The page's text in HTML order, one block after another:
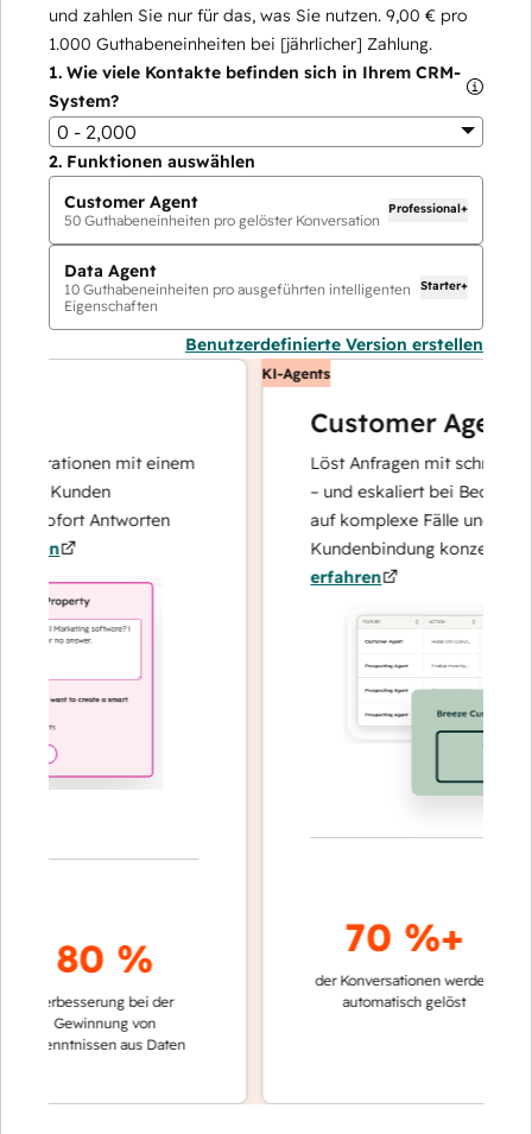
und zahlen Sie nur für das, was Sie nutzen. 9,00 € pro
1.000 Guthabeneinheiten bei [jährlicher] Zahlung.
1. Wie viele Kontakte befinden sich in Ihrem CRM-
System?
0 - 2,000
2. Funktionen auswählen
Customer Agent
50 Guthabeneinheiten pro gelöster Konversation
Professional+
Data Agent
10 Guthabeneinheiten pro ausgeführten intelligenten
Eigenschaften
Starter+
Benutzerdefinierte Version erstellen
mit einem
Kunden
Antworten
80 %
Verbesserung bei der
Gewinnung von
aus Daten
KI-Agents
Customer Agent
Löst Anfragen mit schnellen,
– und eskaliert bei Bedarf,
auf komplexe Fälle und den
Kundenbindung konzentrieren
erfahren
70 %+
der Konversationen werden
automatisch gelöst